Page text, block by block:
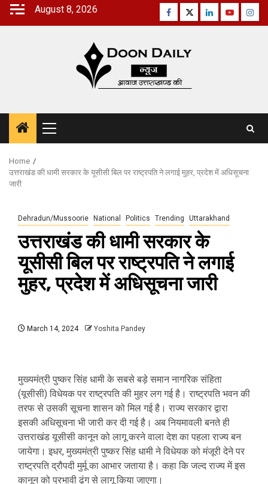
Skip
August 8, 2026 Facebook
TwitterLinkedinYoutube
Primary
Menu
Home
उत्तराखंड की धामी सरकार के यूसीसी बिल पर राष्ट्रपति ने लगाई मुहर, प्रदेश में अधिसूचना
जारी
Dehradun/Mussoorie National Politics Trending Uttarakhand
उत्तराखंड की धामी सरकार के
यूसीसी बिल पर राष्ट्रपति ने लगाई
मुहर, प्रदेश में अधिसूचना जारी
March 14, 2024 Yoshita Pandey
मुख्यमंत्री पुष्कर सिंह धामी के सबसे बड़े समान नागरिक संहिता
(यूसीसी) विधेयक पर राष्ट्रपति की मुहर लग गई है। राष्ट्रपति भवन की
तरफ से उसकी सूचना शासन को मिल गई है। राज्य सरकार द्वारा
इसकी अधिसूचना भी जारी कर दी गई है। अब नियमावली बनते ही
उत्तराखंड यूसीसी कानून को लागू करने वाला देश का पहला राज्य बन
जायेगा। इधर, मुख्यमंत्री पुष्कर सिंह धामी ने विधेयक को मंजूरी देने पर
राष्ट्रपति द्रौपदी मुर्मू का आभार जताया है। कहा कि जल्द राज्य में इस
कानून को प्रभावी ढंग से लागू किया जाएगा।